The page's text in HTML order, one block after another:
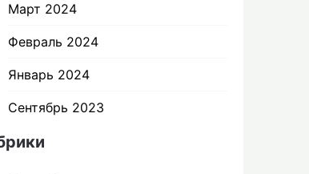
Март 2024
Февраль 2024
Январь 2024
Сентябрь 2023